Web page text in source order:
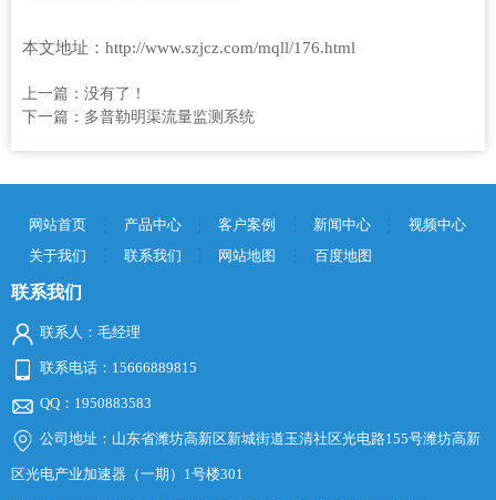
本文地址：http://www.szjcz.com/mqll/176.html
上一篇：没有了！
下一篇： 多普勒明渠流量监测系统
网站首页 产品中心 客户案例 新闻中心
视频中心
关于我们
联系我们 网站地图 百度地图
联系我们
联系人：毛经理
联系电话：15666889815
QQ：1950883583
公司地址：山东省潍坊高新区新城街道玉清社区光电路155号潍坊高新
区光电产业加速器（一期）1号楼301